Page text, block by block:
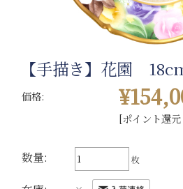
【手描き】花園
価格:
[ポイント還
数量: 枚